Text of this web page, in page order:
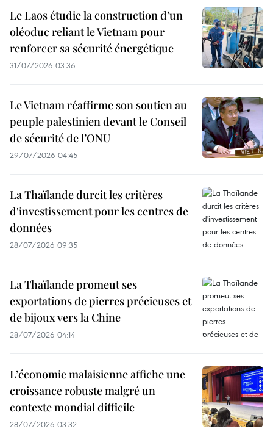
Le Laos étudie la construction d’un
oléoduc reliant le Vietnam pour
renforcer sa sécurité énergétique
31/07/2026 03:36
Le Vietnam réaffirme son soutien au
peuple palestinien devant le Conseil
de sécurité de l’ONU
29/07/2026 04:45
La Thaïlande durcit les critères
d'investissement pour les centres de
données
28/07/2026 09:35
La Thaïlande promeut ses
exportations de pierres précieuses et
de bijoux vers la Chine
28/07/2026 04:14
L’économie malaisienne affiche une
croissance robuste malgré un
contexte mondial difficile
28/07/2026 03:32